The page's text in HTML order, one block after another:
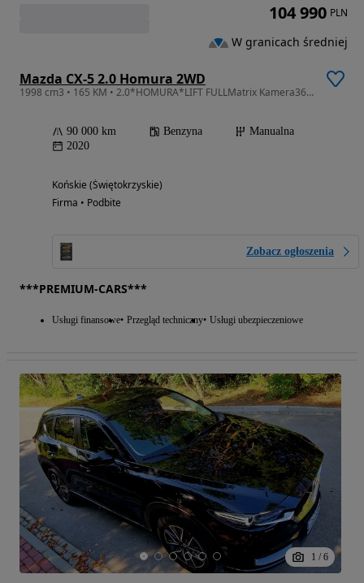
Mazda CX-5 2.0 Homura 2WD
1998 cm3 • 165 KM • 2.0*HOMURA*LIFT FULLMatrix Kamera360 Navi Skóra HeadUp Bezkolizyjna
90 000 km Benzyna
Manualna
2020
Końskie (Świętokrzyskie)
Firma • Podbite
Zobacz ogłoszenia
***PREMIUM-CARS***
Usługi finansowe Przegląd techniczny Usługi ubezpieczeniowe
104 990 PLN
W granicach średniej
1 / 6